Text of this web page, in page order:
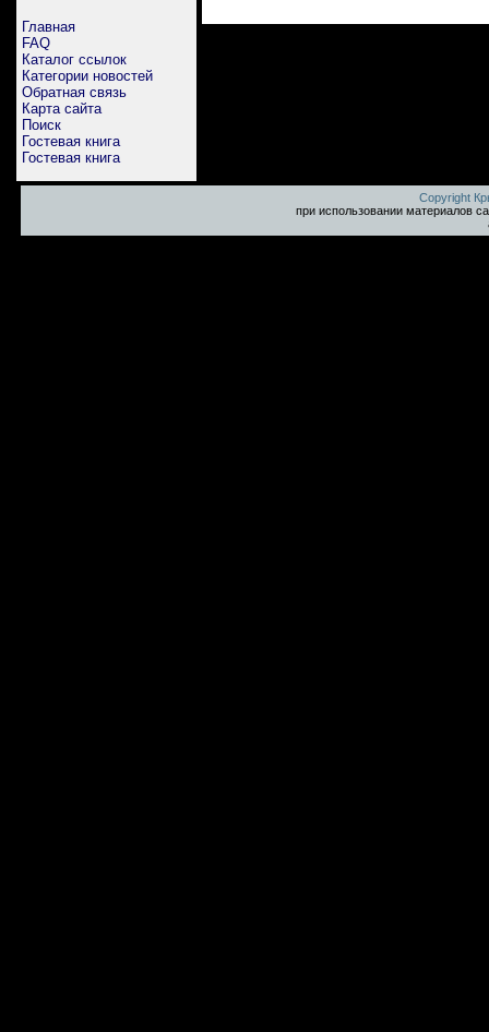
Главная
FAQ
Каталог ссылок
Категории новостей
Обратная связь
Карта сайта
Поиск
Гостевая книга
Гостевая книга
Copyright
при использовании материалов